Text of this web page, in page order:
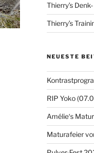
Thierry’s
Thierry’s
NEUESTE
RIP Yoko
Amélie‘s
Maturafeier